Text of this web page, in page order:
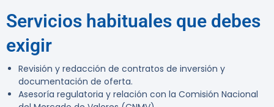
Servicios habituales que debes
exigir
Revisión y redacción de contratos de inversión y
documentación de oferta.
Asesoría regulatoria y relación con la Comisión Nacional